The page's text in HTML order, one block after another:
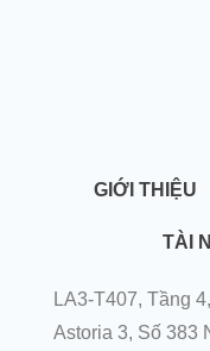
GIỚI THIỆU
TÀI
LA3-T407, Tầng
Astoria 3, Số 383